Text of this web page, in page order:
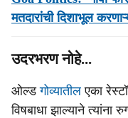
मतदारांची दिशाभूल
उदरभरण नोहे...
ओल्डगोव्यातीलएका
विषबाधा झाल्याने त्यांना